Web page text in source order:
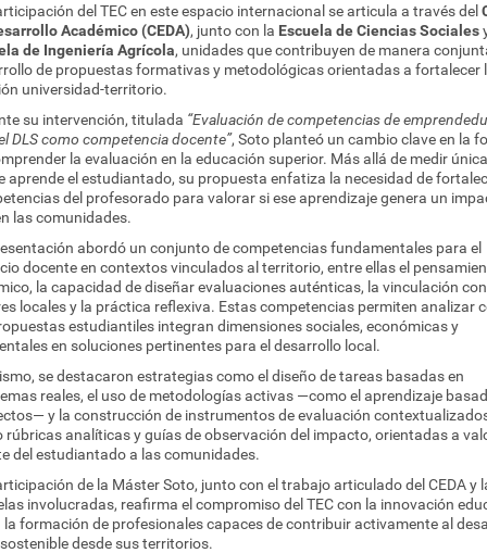
del TEC en este espacio internacional se articula a través del
Académico (CEDA), junto con la Escuela de Ciencias Sociales
de Ingeniería Agrícola, unidades que contribuyen de manera
de propuestas formativas y metodológicas orientadas a fortalecer
universidad-territorio.
su intervención, titulada “Evaluación de competencias de
DLS como competencia docente”, Soto planteó un cambio clave en la
la evaluación en la educación superior. Más allá de medir
aprende el estudiantado, su propuesta enfatiza la necesidad de
del profesorado para valorar si ese aprendizaje genera un
las comunidades.
abordó un conjunto de competencias fundamentales para el
docente en contextos vinculados al territorio, entre ellas el
la capacidad de diseñar evaluaciones auténticas, la vinculación con
locales y la práctica reflexiva. Estas competencias permiten analizar
estudiantiles integran dimensiones sociales, económicas y
en soluciones pertinentes para el desarrollo local.
se destacaron estrategias como el diseño de tareas basadas en
reales, el uso de metodologías activas —como el aprendizaje
y la construcción de instrumentos de evaluación
rúbricas analíticas y guías de observación del impacto, orientadas a
del estudiantado a las comunidades.
de la Máster Soto, junto con el trabajo articulado del CEDA y
involucradas, reafirma el compromiso del TEC con la innovación
la formación de profesionales capaces de contribuir activamente al
desde sus territorios.